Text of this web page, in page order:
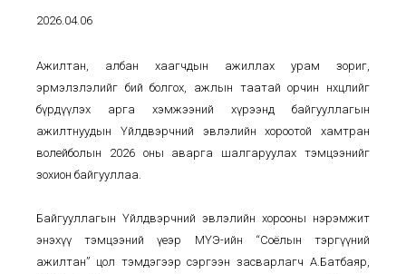
2026.04.06
Ажилтан, албан хаагчдын ажиллах урам зориг,
эрмэлзлэлийг бий болгох, ажлын таатай орчин нөхцөлийг
бүрдүүлэх арга хэмжээний хүрээнд байгууллагын
ажилтнуудын Үйлдвэрчний эвлэлийн хороотой хамтран
волейболын 2026 оны аварга шалгаруулах тэмцээнийг
зохион байгууллаа.
Байгууллагын Үйлдвэрчний эвлэлийн хорооны нэрэмжит
энэхүү тэмцээний үеэр МҮЭ-ийн “Соёлын тэргүүний
ажилтан” цол тэмдэгээр сэргээн засварлагч А.Батбаяр,